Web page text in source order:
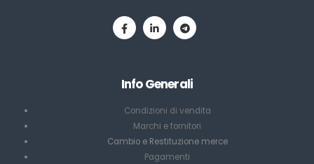
Info Generali
Condizioni di vendita
Marchi e fornitori
Cambio e Restituzione merce
Pagamenti